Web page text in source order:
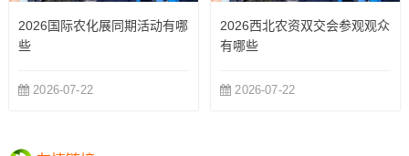
2026国际农化展同期活动有哪
些
2026-07-22
2026西北农资双交会参观观众
有哪些
2026-07-22